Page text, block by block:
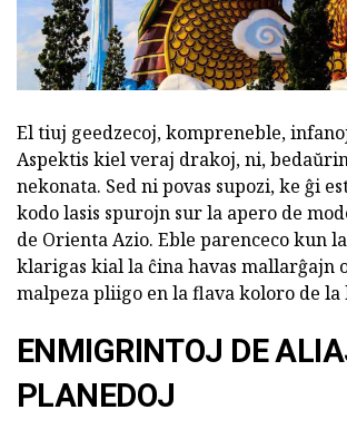
El tiuj geedzecoj, kompreneble,
Aspektis kiel veraj drakoj, ni,
nekonata. Sed ni povas supozi, ke ĝi
kodo lasis spurojn sur la apero de
de Orienta Azio. Eble parenceco kun
klarigas kial la ĉina havas mallarĝajn
malpeza pliigo en la flava koloro de la
ENMIGRINTOJ DE
PLANEDOJ